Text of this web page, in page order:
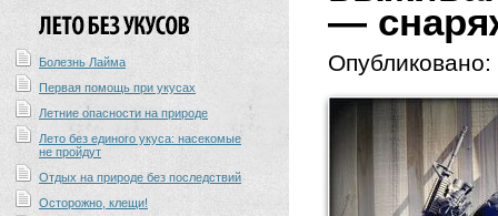
Болезнь Лайма
Первая помощь при укусах
Летние опасности на природе
Лето без единого укуса: насекомые
не пройдут
Отдых на природе без последствий
Осторожно, клещи!
—
Опубликовано: